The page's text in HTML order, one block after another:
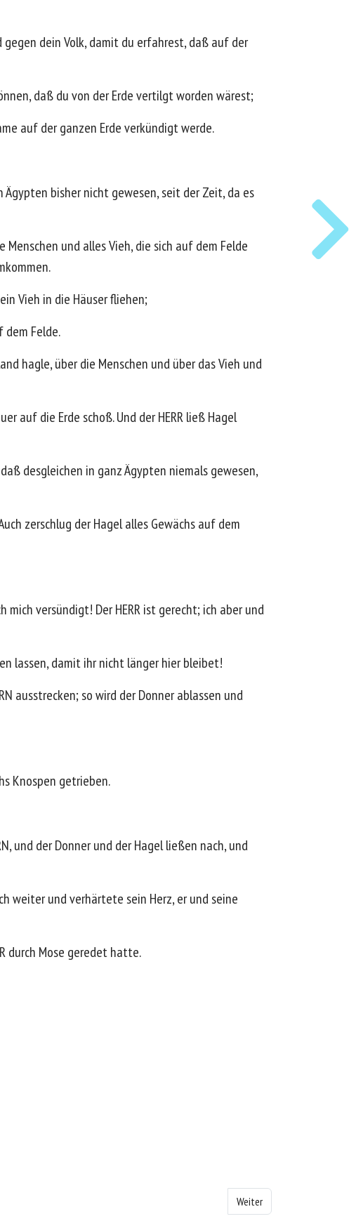
dein Volk, damit du erfahrest, daß auf der
daß du von der Erde vertilgt worden wärest;
auf der ganzen Erde verkündigt werde.
bisher nicht gewesen, seit der Zeit, da es
und alles Vieh, die sich auf dem Felde
Vieh in die Häuser fliehen;
dem Felde.
hagle, über die Menschen und über das Vieh und
auf die Erde schoß. Und der HERR ließ Hagel
desgleichen in ganz Ägypten niemals gewesen,
zerschlug der Hagel alles Gewächs auf dem
versündigt! Der HERR ist gerecht; ich aber und
lassen, damit ihr nicht länger hier bleibet!
ausstrecken; so wird der Donner ablassen und
Knospen getrieben.
und der Donner und der Hagel ließen nach, und
weiter und verhärtete sein Herz, er und seine
durch Mose geredet hatte.
Nächster Beitrag: Das Buch
Weiter